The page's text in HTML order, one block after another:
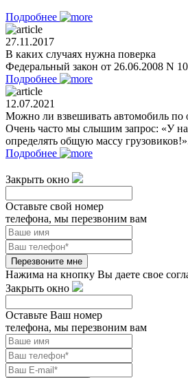
Подробнее
27.11.2017
В каких случаях нужна поверка
Федеральный закон от 26.06.2008 N
Подробнее
12.07.2021
Можно ли взвешивать автомобиль по
Очень часто мы слышим запрос: «У
определять общую массу
Подробнее
Закрыть окно
Оставьте свой номер
телефона, мы перезвоним вам
Перезвоните мне
Нажима на кнопку Вы даете свое
Закрыть окно
Оставьте Ваш номер
телефона, мы перезвоним вам